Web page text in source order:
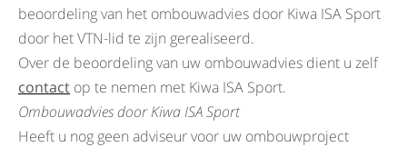
beoordeling van het ombouwadvies door Kiwa ISA Sport
door het VTN-lid te zijn gerealiseerd.
Over de beoordeling van uw ombouwadvies dient u zelf
contact op te nemen met Kiwa ISA Sport.
Ombouwadvies door Kiwa ISA Sport
Heeft u nog geen adviseur voor uw ombouwproject